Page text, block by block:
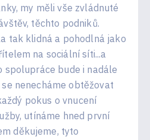
my měli vše zvládnuté
těchto podniků.
tak klidná a pohodlná jako
na sociální síti...a
spolupráce bude i nadále
nenecháme obtěžovat
pokus o vnucení
utínáme hned první
děkujeme, tyto